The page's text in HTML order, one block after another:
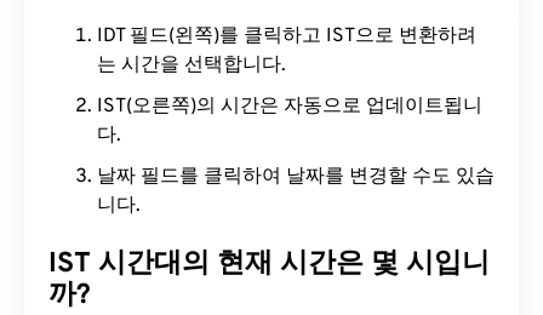
IDT 필드(왼쪽)를 클릭하고 IST으로 변환하려
는 시간을 선택합니다.
IST(오른쪽)의 시간은 자동으로 업데이트됩니
다.
날짜 필드를 클릭하여 날짜를 변경할 수도 있습
니다.
IST 시간대의 현재 시간은 몇 시입니
까?